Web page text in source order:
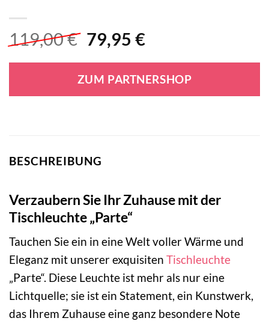
119,00€ Ursprünglicher
war:
119,00 €
79,95 €Aktueller
ist:
79,95 €.
ZUM PARTNERSHOP
BESCHREIBUNG
Verzaubern Sie Ihr Zuhause mit der
Tischleuchte „Parte“
Tauchen Sie ein in eine Welt voller Wärme und
Eleganz mit unserer exquisiten Tischleuchte
„Parte“. Diese Leuchte ist mehr als nur eine
Lichtquelle; sie ist ein Statement, ein Kunstwerk,
das Ihrem Zuhause eine ganz besondere Note